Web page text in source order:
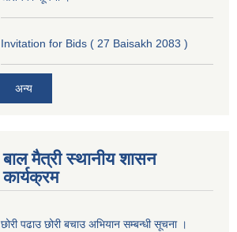
Invitation for Bids ( 27 Baisakh 2083 )
अन्य
बाल मैत्री स्थानीय शासन
कार्यक्रम
छोरी पढाउ छोरी बचाउ अभियान सम्बन्धी सूचना ।